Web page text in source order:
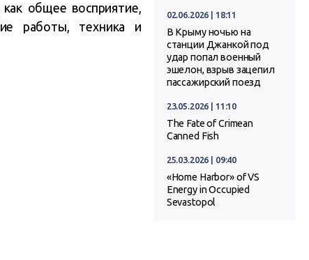
общее восприятие,
работы, техника и
02.06.2026 | 18:11
В Крыму ночью на
станции Джанкой под
удар попал военный
эшелон, взрыв зацепил
пассажирский поезд
23.05.2026 | 11:10
The Fate of Crimean
Canned Fish
25.03.2026 | 09:40
«Home Harbor» of VS
Energy in Occupied
Sevastopol